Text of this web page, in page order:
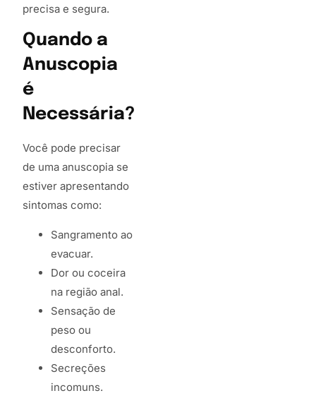
precisa e segura.
Quando a
Anuscopia
é
Necessária?
Você pode precisar
de uma anuscopia se
estiver apresentando
sintomas como:
Sangramento ao
evacuar.
Dor ou coceira
na região anal.
Sensação de
peso ou
desconforto.
Secreções
incomuns.